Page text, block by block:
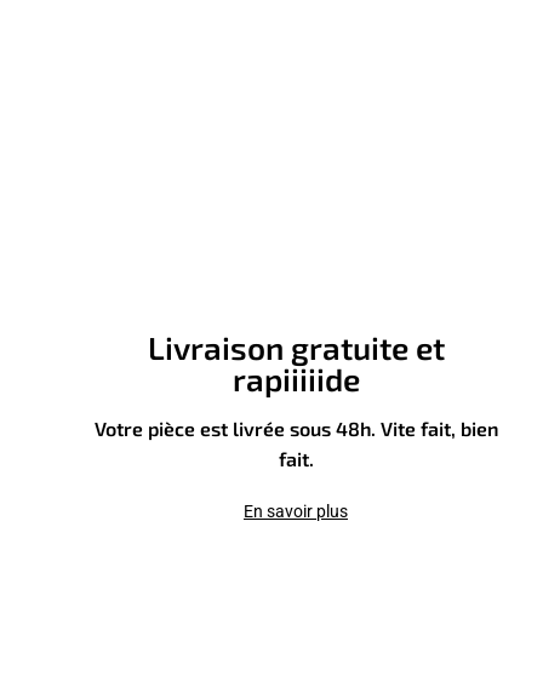
Livraison gratuite et
rapiiiiide
Votre pièce est livrée sous 48h. Vite fait, bien
fait.
En savoir plus